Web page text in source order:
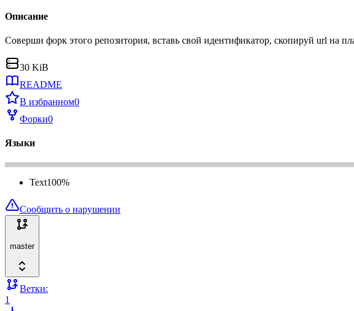
Описание
Соверши форк этого репозитория, вставь свой идентификатор, скопируй url
30 KiB
README
В избранном0
Форки0
Языки
Text100%
Сообщить о нарушении
master
Ветки:
1